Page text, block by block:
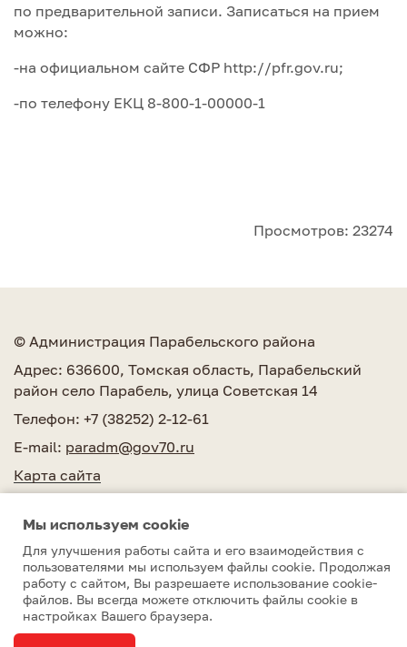
по предварительной записи. Записаться на прием
можно:
-на официальном сайте СФР http://pfr.gov.ru;
-по телефону ЕКЦ 8-800-1-00000-1
Просмотров: 23274
© Администрация Парабельского района
Адрес: 636600, Томская область, Парабельский
район село Парабель, улица Советская 14
Телефон: +7 (38252) 2-12-61
E-mail: paradm@gov70.ru
Карта сайта
Парабельский район © 2010–2026
Мы используем сookie
Для улучшения работы сайта и его взаимодействия с
пользователями мы используем файлы cookie. Продолжая
работу с сайтом, Вы разрешаете использование cookie-
файлов. Вы всегда можете отключить файлы cookie в
настройках Вашего браузера.